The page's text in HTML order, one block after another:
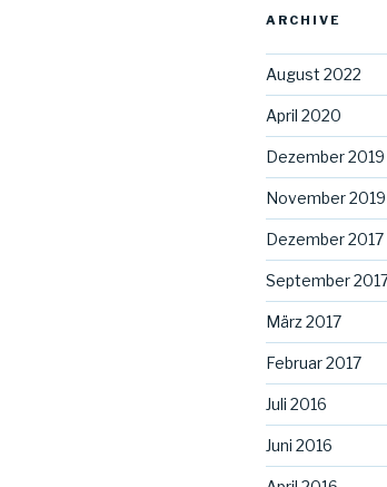
ARCHIVE
August 2022
April 2020
Dezember 2019
November 2019
Dezember 2017
September
März 2017
Februar 2017
Juli 2016
Juni 2016